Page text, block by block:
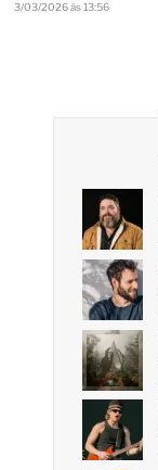
3/03/2026 às 13:56